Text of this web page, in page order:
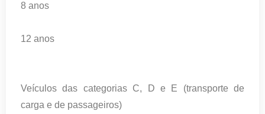
8 anos
12 anos
Veículos das categorias C, D e E (transporte de
carga e de passageiros)